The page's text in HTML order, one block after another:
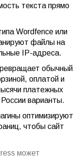
текста прямо
Wordfence или
файлы на
IP-адреса.
обычный
оплатой и
платежных
варианты.
оптимизируют
чтобы сайт
может